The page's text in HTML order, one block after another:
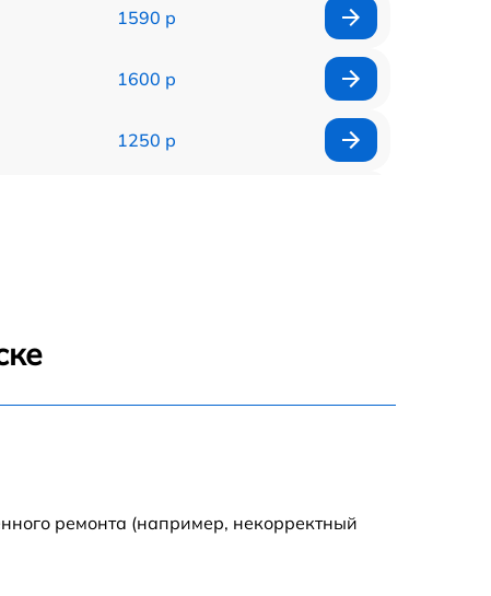
1590 р
1600 р
1250 р
ремонта (например, некорректный